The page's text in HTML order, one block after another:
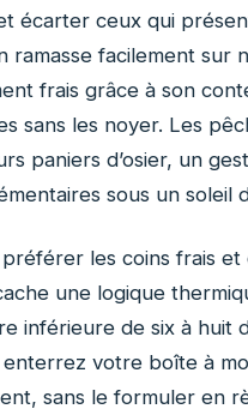
écarter ceux qui
ramasse facilement
frais grâce à son
sans les noyer. Les
paniers d’osier, un
sous un soleil
les coins frais
une logique
inférieure de six à huit
votre boîte à
sans le formuler en